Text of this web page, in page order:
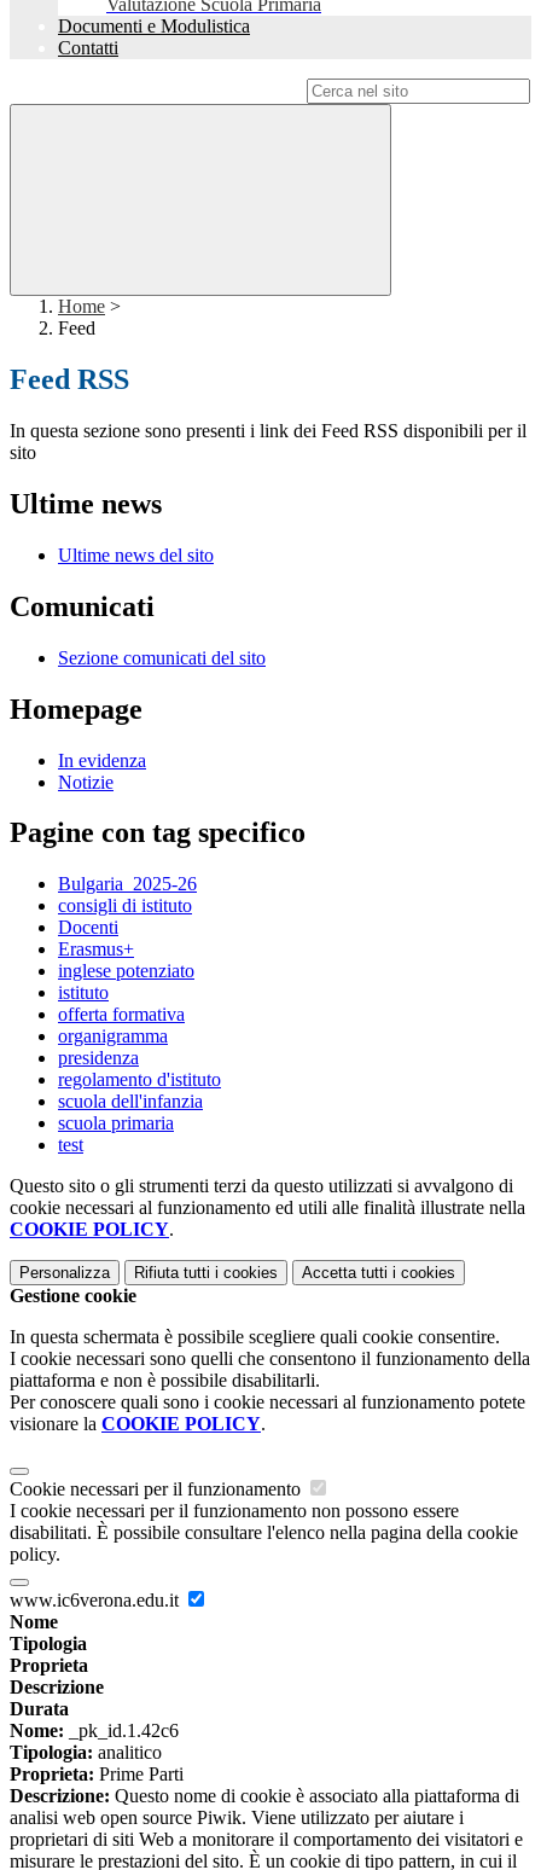
Valutazione Scuola Primaria
Documenti e Modulistica
Contatti
Home >
Feed
Feed RSS
In questa sezione sono presenti i link dei Feed RSS disponibili per il
sito
Ultime news
Ultime news del sito
Comunicati
Sezione comunicati del sito
Homepage
In evidenza
Notizie
Pagine con tag specifico
Bulgaria_2025-26
consigli di istituto
Docenti
Erasmus+
inglese potenziato
istituto
offerta formativa
organigramma
presidenza
regolamento d'istituto
scuola dell'infanzia
scuola primaria
test
Questo sito o gli strumenti terzi da questo utilizzati si avvalgono di
cookie necessari al funzionamento ed utili alle finalità illustrate nella
COOKIE POLICY.
Personalizza Rifiuta tutti i cookies Accetta tutti i cookies
Gestione cookie
In questa schermata è possibile scegliere quali cookie consentire.
I cookie necessari sono quelli che consentono il funzionamento della
piattaforma e non è possibile disabilitarli.
Per conoscere quali sono i cookie necessari al funzionamento potete
visionare la COOKIE POLICY.
Cookie necessari per il funzionamento
I cookie necessari per il funzionamento non possono essere
disabilitati. È possibile consultare l'elenco nella pagina della cookie
policy.
www.ic6verona.edu.it
Nome
Tipologia
Proprieta
Descrizione
Durata
Nome: _pk_id.1.42c6
Tipologia: analitico
Proprieta: Prime Parti
Descrizione: Questo nome di cookie è associato alla piattaforma di
analisi web open source Piwik. Viene utilizzato per aiutare i
proprietari di siti Web a monitorare il comportamento dei visitatori e
misurare le prestazioni del sito. È un cookie di tipo pattern, in cui il